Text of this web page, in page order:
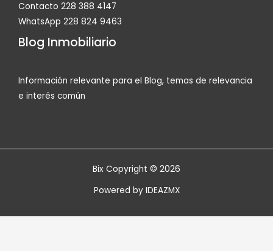
Contacto 228 388 4147
WhatsApp 228 824 9463
Blog Inmobiliario
Información relevante para el Blog, temas de relevancia
e interés común
Bix Copyright © 2026
Powered by IDEAZMX